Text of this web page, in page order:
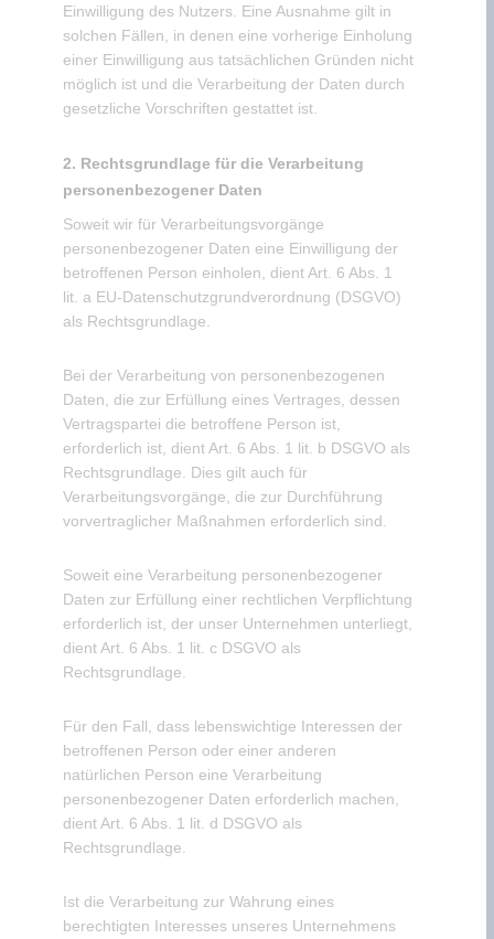
Einwilligung des Nutzers. Eine Ausnahme gilt in
solchen Fällen, in denen eine vorherige Einholung
einer Einwilligung aus tatsächlichen Gründen nicht
möglich ist und die Verarbeitung der Daten durch
gesetzliche Vorschriften gestattet ist.
2. Rechtsgrundlage für die Verarbeitung
personenbezogener Daten
Soweit wir für Verarbeitungsvorgänge
personenbezogener Daten eine Einwilligung der
betroffenen Person einholen, dient Art. 6 Abs. 1
lit. a EU-Datenschutzgrundverordnung (DSGVO)
als Rechtsgrundlage.
Bei der Verarbeitung von personenbezogenen
Daten, die zur Erfüllung eines Vertrages, dessen
Vertragspartei die betroffene Person ist,
erforderlich ist, dient Art. 6 Abs. 1 lit. b DSGVO als
Rechtsgrundlage. Dies gilt auch für
Verarbeitungsvorgänge, die zur Durchführung
vorvertraglicher Maßnahmen erforderlich sind.
Soweit eine Verarbeitung personenbezogener
Daten zur Erfüllung einer rechtlichen Verpflichtung
erforderlich ist, der unser Unternehmen unterliegt,
dient Art. 6 Abs. 1 lit. c DSGVO als
Rechtsgrundlage.
Für den Fall, dass lebenswichtige Interessen der
betroffenen Person oder einer anderen
natürlichen Person eine Verarbeitung
personenbezogener Daten erforderlich machen,
dient Art. 6 Abs. 1 lit. d DSGVO als
Rechtsgrundlage.
Ist die Verarbeitung zur Wahrung eines
berechtigten Interesses unseres Unternehmens